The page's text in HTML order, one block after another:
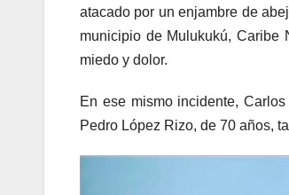
atacado por un enjambre de
municipio de Mulukukú, Caribe
miedo y dolor.
En ese mismo incidente,
Pedro López Rizo, de 70 años,